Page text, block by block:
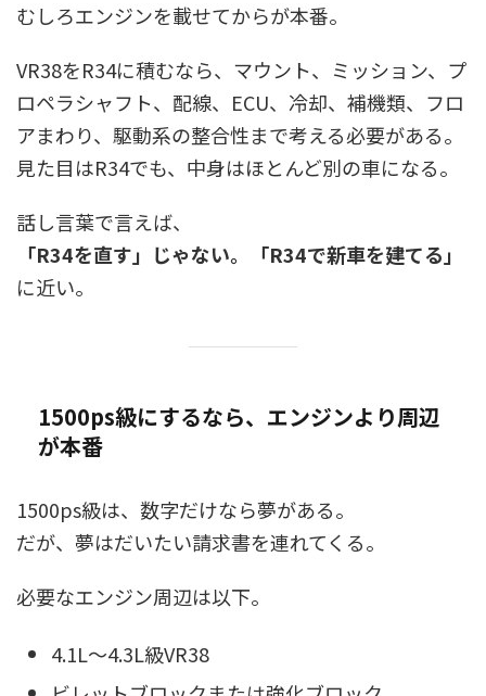
むしろエンジンを載せてからが本番。
VR38をR34に積むなら、マウント、ミッション、プ
ロペラシャフト、配線、ECU、冷却、補機類、フロ
アまわり、駆動系の整合性まで考える必要がある。
見た目はR34でも、中身はほとんど別の車になる。
話し言葉で言えば、
「R34を直す」じゃない。「R34で新車を建てる」
に近い。
1500ps級にするなら、エンジンより周辺
が本番
1500ps級は、数字だけなら夢がある。
だが、夢はだいたい請求書を連れてくる。
必要なエンジン周辺は以下。
4.1L〜4.3L級VR38